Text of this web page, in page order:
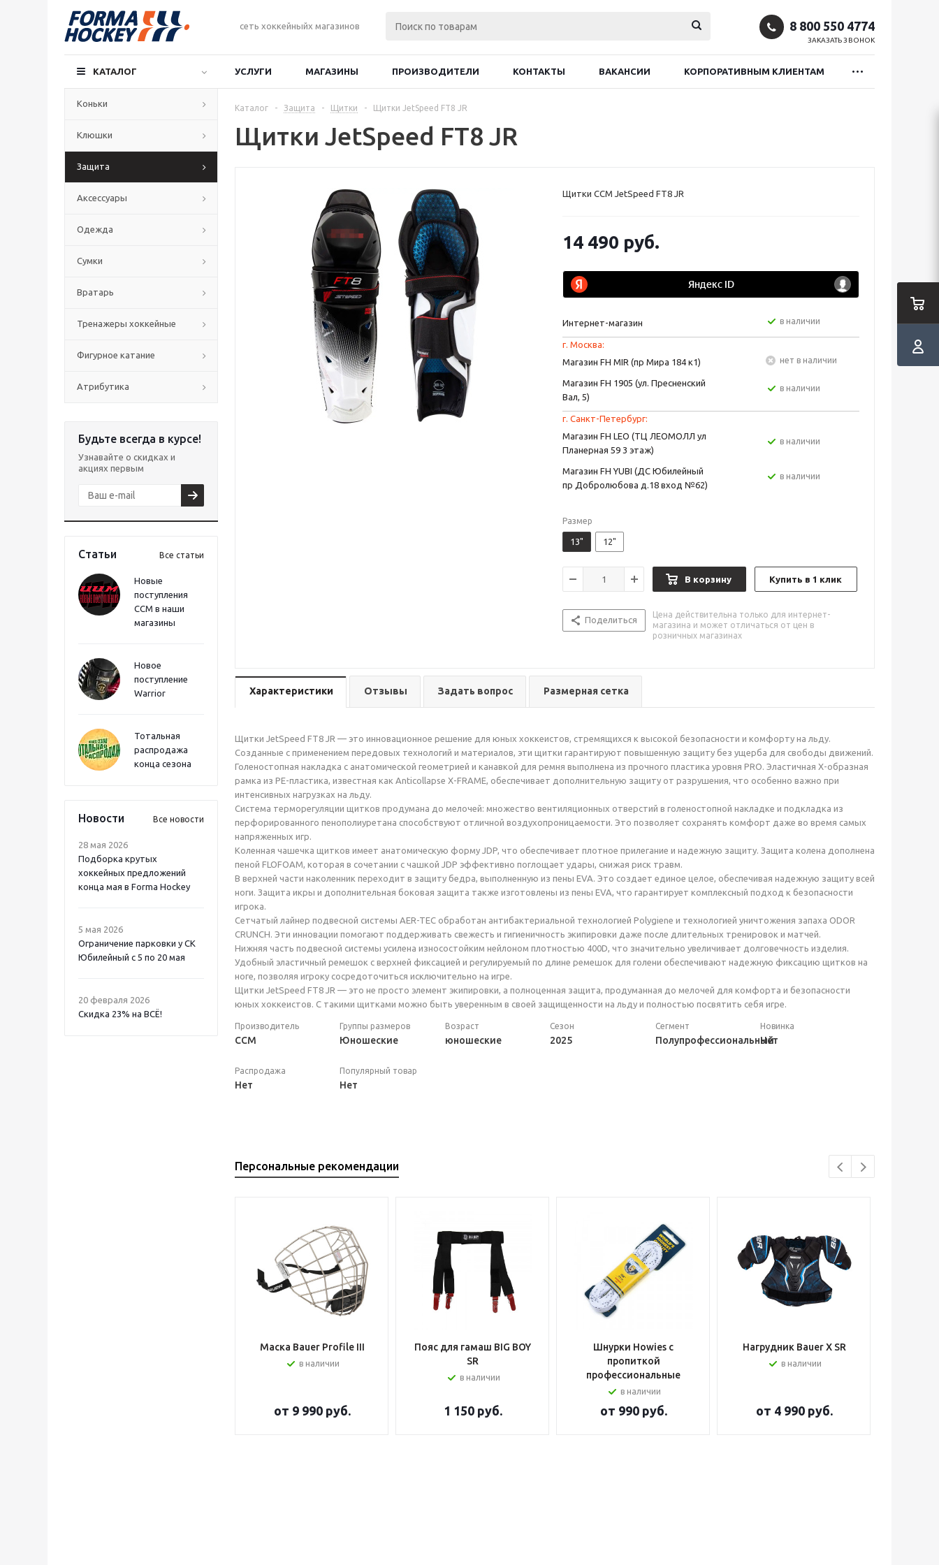
сеть хоккейныйх магазинов 8 800 550 4774
ЗАКАЗАТЬ ЗВОНОК
КАТАЛОГ УСЛУГИ МАГАЗИНЫ ПРОИЗВОДИТЕЛИ КОНТАКТЫ ВАКАНСИИ КОРПОРАТИВНЫМ КЛИЕНТАМ
Коньки
Клюшки
Защита
Аксессуары
Одежда
Сумки
Вратарь
Тренажеры хоккейные
Фигурное катание
Атрибутика
Будьте всегда в курсе!
Узнавайте о скидках и
акциях первым
Статьи Все статьи
Новые
поступления
CCM в наши
магазины
Новое
поступление
Warrior
Тотальная
распродажа
конца сезона
Новости Все новости
28 мая 2026
Подборка крутых
хоккейных предложений
конца мая в Forma Hockey
5 мая 2026
Ограничение парковки у СК
Юбилейный с 5 по 20 мая
20 февраля 2026
Скидка 23% на ВСË!
Каталог - Защита - Щитки - Щитки JetSpeed FT8 JR
Щитки JetSpeed FT8 JR
Щитки CCM JetSpeed FT8 JR
14 490 руб.
Интернет-магазин в наличии
г. Москва:
Магазин FH MIR (пр Мира 184 к1)
Нет в наличии
Магазин FH 1905 (ул. Пресненский
Вал, 5)
в наличии
г. Санкт-Петербург:
Магазин FH LEO (ТЦ ЛЕОМОЛЛ ул
Планерная 59 3 этаж)
в наличии
Магазин FH YUBI (ДС Юбилейный
пр Добролюбова д.18 вход №62)
в наличии
Размер
13" 12"
В корзину Купить в 1 клик
Поделиться
Цена действительна только для интернет-
магазина и может отличаться от цен в
розничных магазинах
Характеристики Отзывы Задать вопрос Размерная сетка
Щитки JetSpeed FT8 JR — это инновационное решение для юных хоккеистов, стремящихся к высокой безопасности и комфорту на льду.
Созданные с применением передовых технологий и материалов, эти щитки гарантируют повышенную защиту без ущерба для свободы движений.
Голеностопная накладка с анатомической геометрией и канавкой для ремня выполнена из прочного пластика уровня PRO. Эластичная X-образная
рамка из PE-пластика, известная как Anticollapse X-FRAME, обеспечивает дополнительную защиту от разрушения, что особенно важно при
интенсивных нагрузках на льду.
Система терморегуляции щитков продумана до мелочей: множество вентиляционных отверстий в голеностопной накладке и подкладка из
перфорированного пенополиуретана способствуют отличной воздухопроницаемости. Это позволяет сохранять комфорт даже во время самых
напряженных игр.
Коленная чашечка щитков имеет анатомическую форму JDP, что обеспечивает плотное прилегание и надежную защиту. Защита колена дополнена
пеной FLOFOAM, которая в сочетании с чашкой JDP эффективно поглощает удары, снижая риск травм.
В верхней части наколенник переходит в защиту бедра, выполненную из пены EVA. Это создает единое целое, обеспечивая надежную защиту всей
ноги. Защита икры и дополнительная боковая защита также изготовлены из пены EVA, что гарантирует комплексный подход к безопасности
игрока.
Сетчатый лайнер подвесной системы AER-TEC обработан антибактериальной технологией Polygiene и технологией уничтожения запаха ODOR
CRUNCH. Эти инновации помогают поддерживать свежесть и гигиеничность экипировки даже после длительных тренировок и матчей.
Нижняя часть подвесной системы усилена износостойким нейлоном плотностью 400D, что значительно увеличивает долговечность изделия.
Удобный эластичный ремешок с верхней фиксацией и регулируемый по длине ремешок для голени обеспечивают надежную фиксацию щитков на
ноге, позволяя игроку сосредоточиться исключительно на игре.
Щитки JetSpeed FT8 JR — это не просто элемент экипировки, а полноценная защита, продуманная до мелочей для комфорта и безопасности
юных хоккеистов. С такими щитками можно быть уверенным в своей защищенности на льду и полностью посвятить себя игре.
Производитель
CCM
Группы размеров
Юношеские
Возраст
юношеские
Сезон
2025
Сегмент
Полупрофессиональный
Новинка
Нет
Распродажа
Нет
Популярный товар
Нет
Персональные рекомендации
Маска Bauer Profile III
в наличии
от 9 990 руб.
Пояс для гамаш BIG BOY
SR
в наличии
1 150руб.
Шнурки Howies с
пропиткой
профессиональные
в наличии
от 990 руб.
Нагрудник Bauer X SR
в наличии
от 4 990 руб.